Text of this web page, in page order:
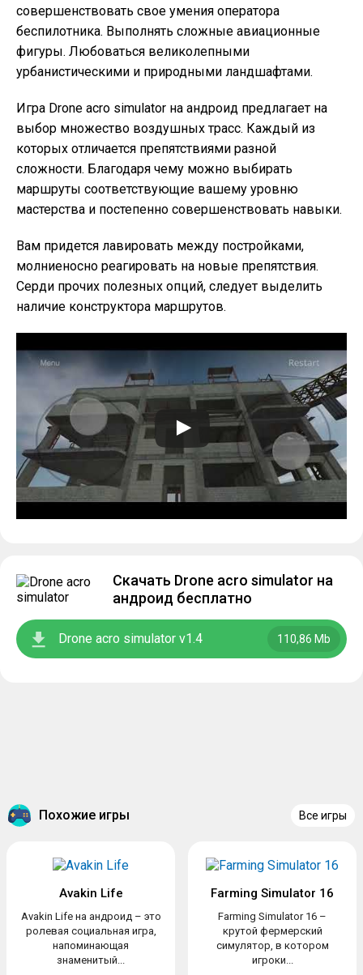
совершенствовать свое умения оператора
беспилотника. Выполнять сложные авиационные
фигуры. Любоваться великолепными
урбанистическими и природными ландшафтами.
Игра Drone acro simulator на андроид предлагает на
выбор множество воздушных трасс. Каждый из
которых отличается препятствиями разной
сложности. Благодаря чему можно выбирать
маршруты соответствующие вашему уровню
мастерства и постепенно совершенствовать навыки.
Вам придется лавировать между постройками,
молниеносно реагировать на новые препятствия.
Серди прочих полезных опций, следует выделить
наличие конструктора маршрутов.
Скачать Drone acro simulator на
андроид бесплатно
Drone acro simulator v1.4 110,86 Mb
Похожие игры Все игры
Avakin Life
Avakin Life на андроид – это
ролевая социальная игра,
напоминающая
знаменитый...
Farming Simulator 16
Farming Simulator 16 –
крутой фермерский
симулятор, в котором
игроки...